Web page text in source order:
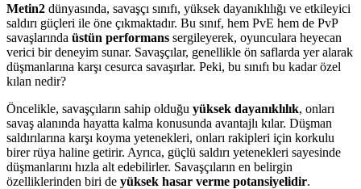
Metin2 dünyasında, savaşçı sınıfı, yüksek dayanıklılığı ve etkileyici
saldırı güçleri ile öne çıkmaktadır. Bu sınıf, hem PvE hem de PvP
savaşlarında üstün performans sergileyerek, oyunculara heyecan
verici bir deneyim sunar. Savaşçılar, genellikle ön saflarda yer alarak
düşmanlarına karşı cesurca savaşırlar. Peki, bu sınıfı bu kadar özel
kılan nedir?
Öncelikle, savaşçıların sahip olduğu yüksek dayanıklılık, onları
savaş alanında hayatta kalma konusunda avantajlı kılar. Düşman
saldırılarına karşı koyma yetenekleri, onları rakipleri için korkulu
birer rüya haline getirir. Ayrıca, güçlü saldırı yetenekleri sayesinde
düşmanlarını hızla alt edebilirler. Savaşçıların en belirgin
özelliklerinden biri de yüksek hasar verme potansiyelidir.